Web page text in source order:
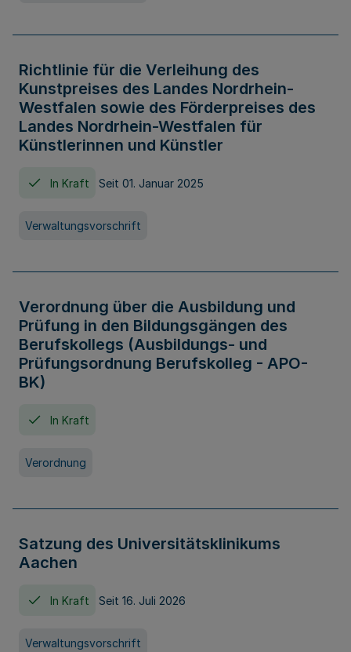
Richtlinie für die Verleihung des
Kunstpreises des Landes Nordrhein-
Westfalen sowie des Förderpreises des
Landes Nordrhein-Westfalen für
Künstlerinnen und Künstler
In Kraft Seit 01. Januar 2025
Verwaltungsvorschrift
Verordnung über die Ausbildung und
Prüfung in den Bildungsgängen des
Berufskollegs (Ausbildungs- und
Prüfungsordnung Berufskolleg - APO-
BK)
In Kraft
Verordnung
Satzung des Universitätsklinikums
Aachen
In Kraft Seit 16. Juli 2026
Verwaltungsvorschrift